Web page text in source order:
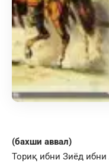
(бахши аввал)
Ториқ ибни Зиёд